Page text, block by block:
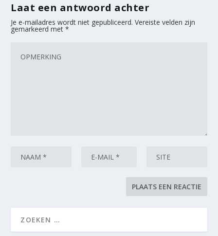
Laat een antwoord achter
Je e-mailadres wordt niet gepubliceerd. Vereiste velden zijn
gemarkeerd met*